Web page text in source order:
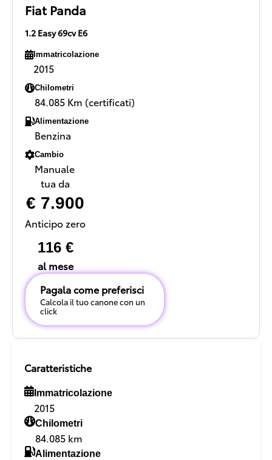
Fiat Panda
1.2 Easy 69cv E6
Immatricolazione
2015
Chilometri
84.085 Km (certificati)
Alimentazione
Benzina
Cambio
Manuale
tua da
€ 7.900
Anticipo zero
116 €
al mese
Pagala come preferisci
Calcola il tuo canone con un
click
Caratteristiche
Immatricolazione
2015
Chilometri
84.085 km
Alimentazione